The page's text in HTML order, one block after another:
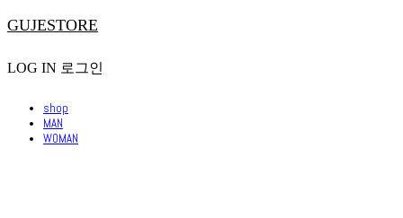
GUJESTORE
LOG IN 로그인
shop
MAN
WOMAN